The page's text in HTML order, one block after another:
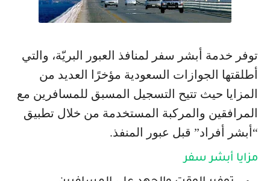
توفر خدمة أبشر سفر لمنافذ العبور البريّة، والتي
أطلقتها الجوازات السعودية مؤخرًا العديد من
المزايا حيث تتيح التسجيل المسبق للمسافرين مع
المرافقين والمركبة المستخدمة من خلال تطبيق
“أبشر أفراد” قبل عبور المنفذ.
مزايا أبشر سفر